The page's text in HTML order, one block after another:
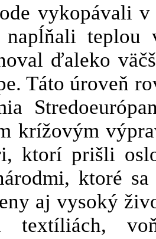
vykopávali
napĺňali
ďaleko
Táto úroveň
krížovým
ktorí prišli
ktoré
aj vysoký
textíliách,